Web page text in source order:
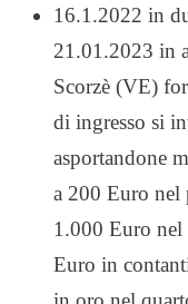
16.1.2022 in
21.01.2023 in
Scorzè (VE)
di ingresso si
asportandone
a 200 Euro nel
1.000 Euro nel
Euro in